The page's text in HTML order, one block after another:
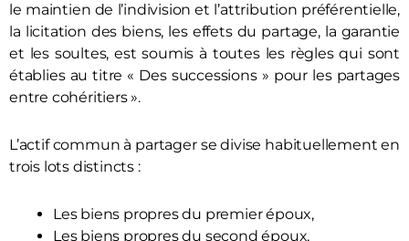
le maintien de l’indivision et l’attribution préférentielle,
la licitation des biens, les effets du partage, la garantie
et les soultes, est soumis à toutes les règles qui sont
établies au titre « Des successions » pour les partages
entre cohéritiers ».
L’actif commun à partager se divise habituellement en
trois lots distincts :
Les biens propres du premier époux,
Les biens propres du second époux,